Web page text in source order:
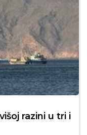
razini u tri i